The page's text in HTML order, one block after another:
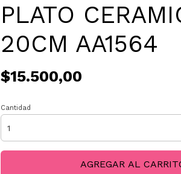
PLATO
20CM AA1564
$15.500,00
Cantidad
AGREGAR AL